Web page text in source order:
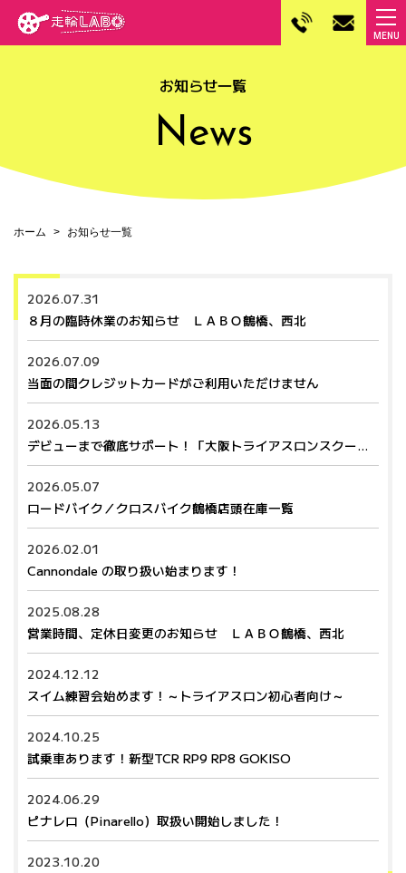
お知らせ一覧
News
ホーム お知らせ一覧
2026.07.31
８月の臨時休業のお知らせ ＬＡＢＯ鶴橋、西北
2026.07.09
当面の間クレジットカードがご利用いただけません
2026.05.13
デビューまで徹底サポート！「大阪トライアスロンスクール KAZU」のご紹介
2026.05.07
ロードバイク／クロスバイク鶴橋店頭在庫一覧
2026.02.01
Cannondale の取り扱い始まります！
2025.08.28
営業時間、定休日変更のお知らせ ＬＡＢＯ鶴橋、西北
2024.12.12
スイム練習会始めます！～トライアスロン初心者向け～
2024.10.25
試乗車あります！新型TCR RP9 RP8 GOKISO
2024.06.29
ピナレロ（Pinarello）取扱い開始しました！
2023.10.20